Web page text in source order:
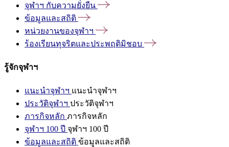
จุฬาฯ กับความยั่งยืน
ข้อมูลและสถิติ
หน่วยงานของจุฬาฯ
ร้องเรียนทุจริตและประพฤติมิชอบ
รู้จักจุฬาฯ
แนะนำจุฬาฯ แนะนำจุฬาฯ
ประวัติจุฬาฯ ประวัติจุฬาฯ
ภารกิจหลัก ภารกิจหลัก
จุฬาฯ 100 ปี จุฬาฯ 100 ปี
ข้อมูลและสถิติ ข้อมูลและสถิติ